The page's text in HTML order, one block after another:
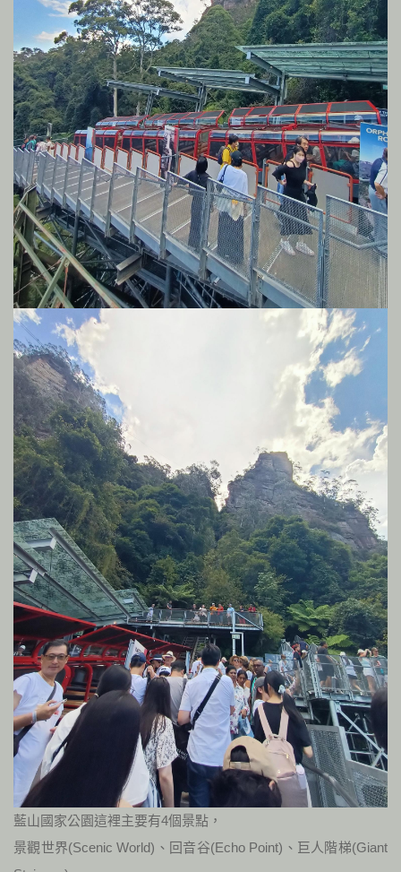
藍山國家公園這裡主要有4個景點，
景觀世界(Scenic World)、回音谷(Echo Point)、巨人階梯(Giant